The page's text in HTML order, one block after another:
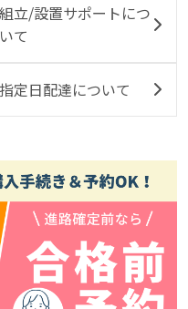
組立/設置サポートにつ
いて
指定日配達について